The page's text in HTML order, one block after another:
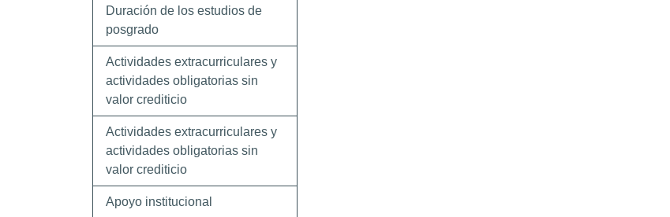
Duración de los estudios de
posgrado
Actividades extracurriculares y
actividades obligatorias sin
valor crediticio
Actividades extracurriculares y
actividades obligatorias sin
valor crediticio
Apoyo institucional